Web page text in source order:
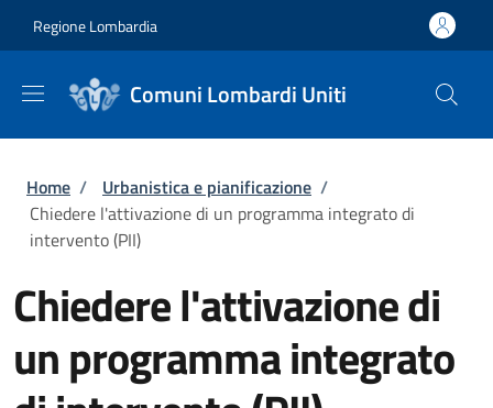
Regione Lombardia
Comuni Lombardi Uniti
Briciole di pane
Home / Urbanistica e pianificazione /
Chiedere l'attivazione di un programma integrato di
intervento (PII)
Chiedere l'attivazione di
un programma integrato